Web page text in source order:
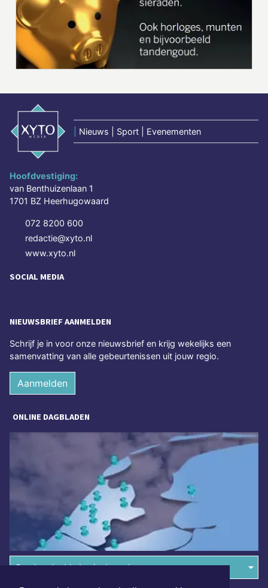
Nieuws | Sport | Evenementen
Hoofdvestiging:
van Benthuizenlaan 1
1701 BZ Heerhugowaard
072 8200 600
redactie@xyto.nl
www.xyto.nl
SOCIAL MEDIA
NIEUWSBRIEF AANMELDEN
Schrijf je in voor onze nieuwsbrief en krijg wekelijks een
samenvatting van alle gebeurtenissen uit jouw regio.
Aanmelden
ONLINE DAGBLADEN
Overige dagbladen in de regio